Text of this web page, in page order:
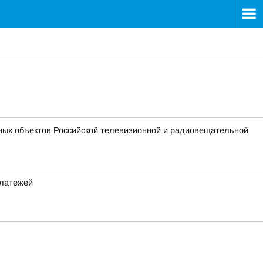
объектов Российской телевизионной и радиовещательной